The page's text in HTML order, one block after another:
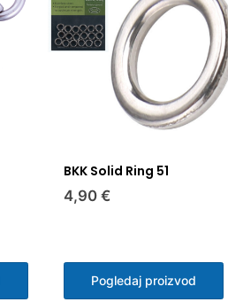
BKK Solid Ring 51
4,90 €
Pogledaj proizvod